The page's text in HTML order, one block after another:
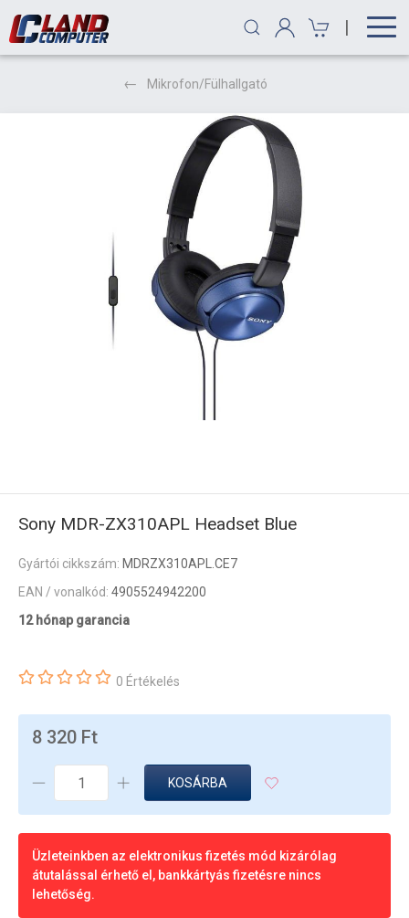
|
Mikrofon/Fülhallgató
Sony MDR-ZX310APL Headset Blue
Gyártói cikkszám: MDRZX310APL.CE7
EAN / vonalkód: 4905524942200
12 hónap garancia
0 Értékelés
8 320 Ft
KOSÁRBA
Üzleteinkben az elektronikus fizetés mód kizárólag
átutalással érhető el, bankkártyás fizetésre nincs
lehetőség.